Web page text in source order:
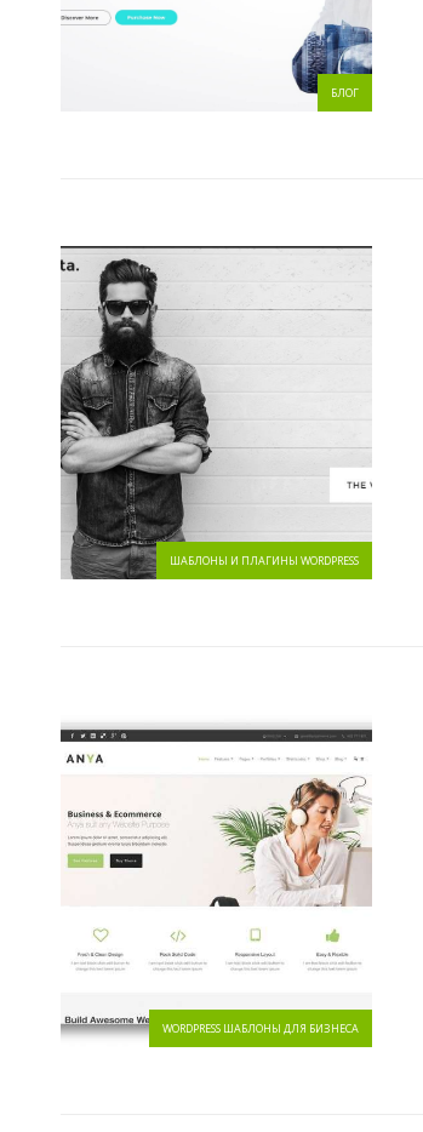
БЛОГ
ШАБЛОНЫ И ПЛАГИНЫ WORDPRESS
WORDPRESS ШАБЛОНЫ ДЛЯ БИЗНЕСА